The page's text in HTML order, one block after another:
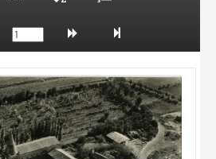
AUTORE
LOCALIZZAZIONE
DATA